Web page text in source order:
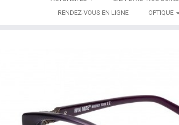
RENDEZ-VOUS EN LIGNE
OPTIQUE